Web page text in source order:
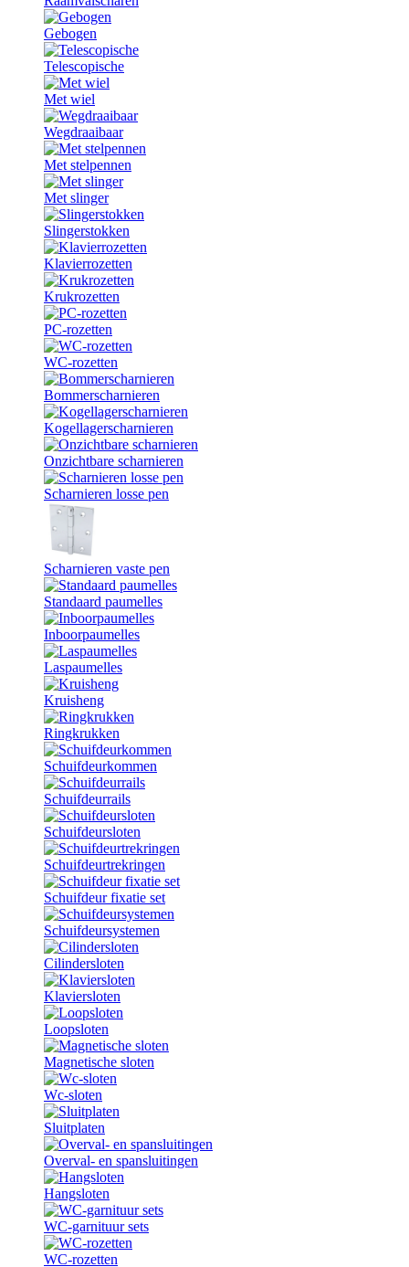
Gebogen
Telescopische
Met wiel
Wegdraaibaar
Met stelpennen
Met slinger
Slingerstokken
Klavierrozetten
Krukrozetten
PC-rozetten
WC-rozetten
Bommerscharnieren
Kogellagerscharnieren
Onzichtbare scharnieren
Scharnieren losse pen
Scharnieren vaste pen
Standaard paumelles
Inboorpaumelles
Laspaumelles
Kruisheng
Ringkrukken
Schuifdeurkommen
Schuifdeurrails
Schuifdeursloten
Schuifdeurtrekringen
Schuifdeur fixatie set
Schuifdeursystemen
Cilindersloten
Klaviersloten
Loopsloten
Magnetische sloten
Wc-sloten
Sluitplaten
Overval- en spansluitingen
Hangsloten
WC-garnituur sets
WC-rozetten